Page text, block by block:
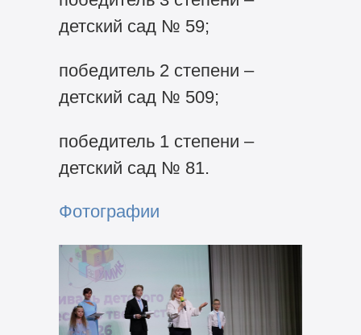
детский сад № 59;
победитель 2 степени –
детский сад № 509;
победитель 1 степени –
детский сад № 81.
Фотографии